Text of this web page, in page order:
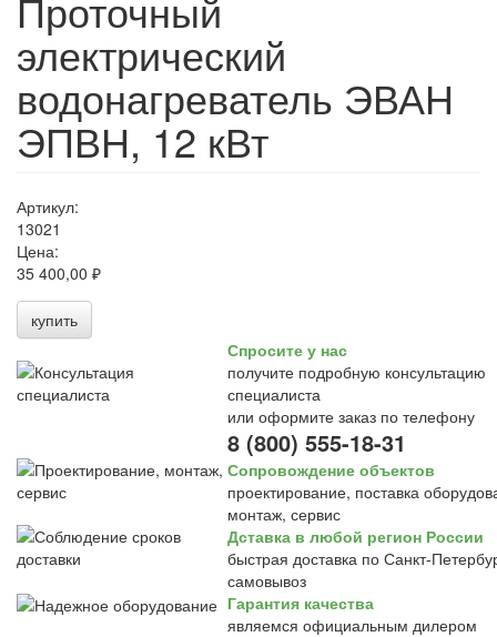
электрический
водонагреватель ЭВАН
ЭПВН, 12 кВт
Артикул:
13021
Цена:
35 400,00 ₽
купить
Спросите у нас
получите подробную консультацию
специалиста
или оформите заказ по телефону
8 (800) 555-18-31
Сопровождение объектов
проектирование, поставка
монтаж, сервис
Дставка в любой регион России
быстрая доставка по Санкт-
самовывоз
Гарантия качества
являемся официальным дилером